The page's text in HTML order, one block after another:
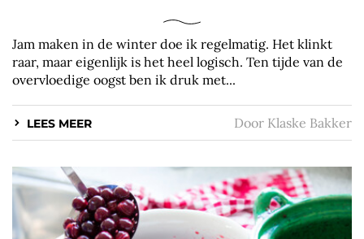
Jam maken in de winter doe ik regelmatig. Het klinkt
raar, maar eigenlijk is het heel logisch. Ten tijde van de
overvloedige oogst ben ik druk met...
LEES MEER Door Klaske Bakker